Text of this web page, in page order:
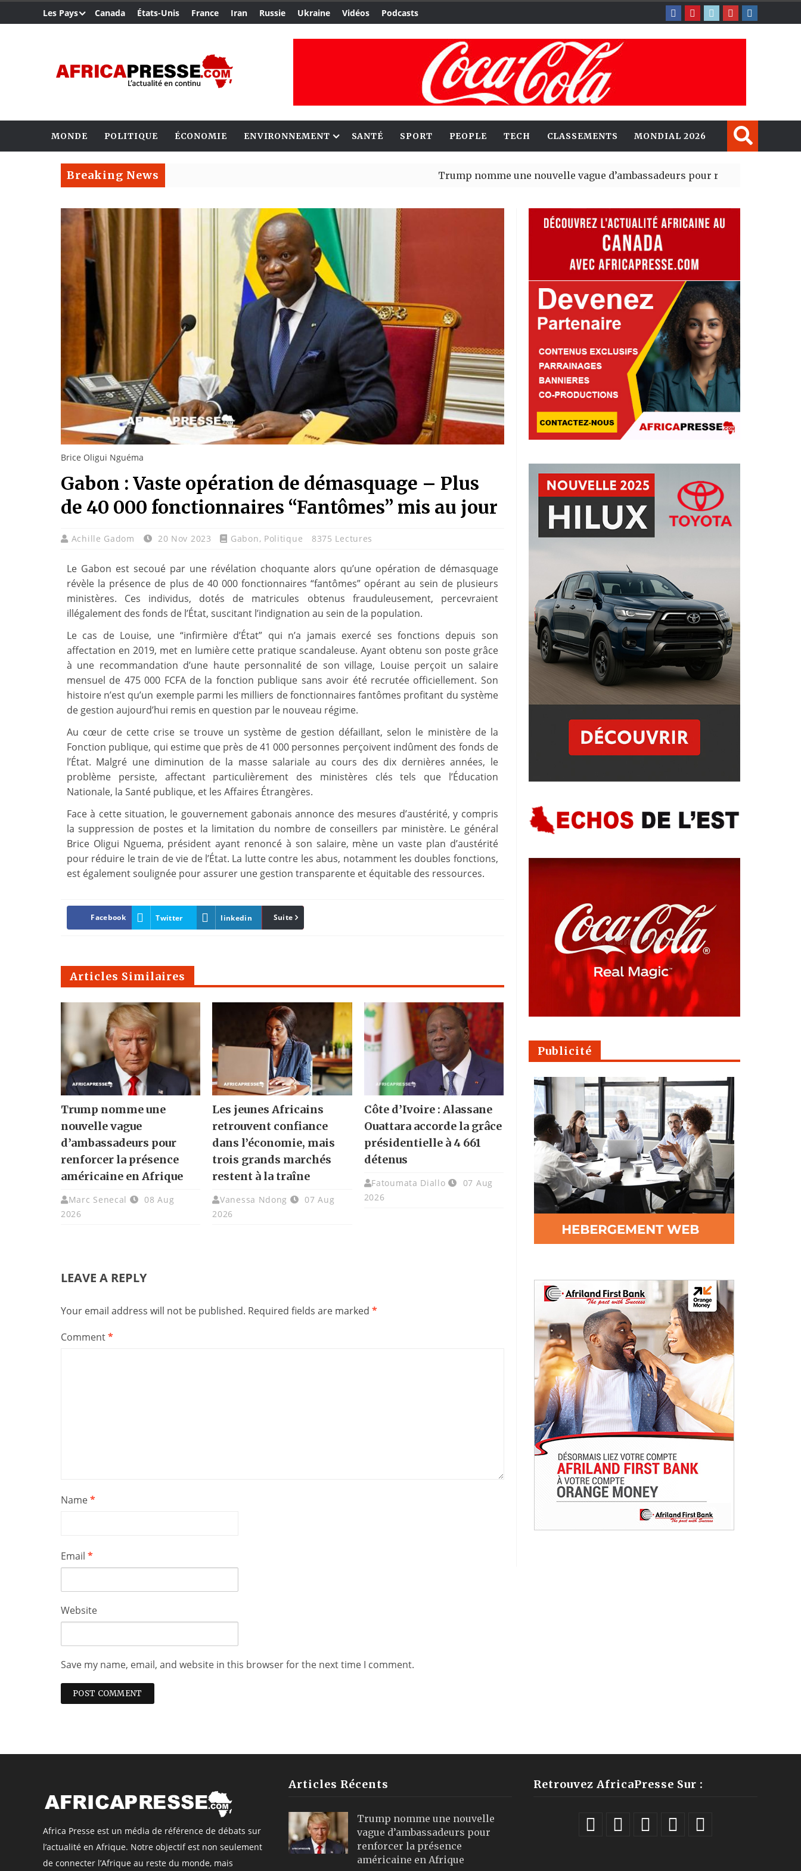
Les Pays Canada États-Unis France Iran Russie Ukraine Vidéos Podcasts
MONDE POLITIQUE ÉCONOMIE ENVIRONNEMENT SANTÉ SPORT PEOPLE TECH CLASSEMENTS MONDIAL 2026
Breaking News Trump nomme une nouvelle vague d’ambassadeurs pour renforcer la présence
Brice Oligui Nguéma
Gabon : Vaste opération de démasquage – Plus
de 40 000 fonctionnaires “Fantômes” mis au jour
Achille Gadom 20 Nov 2023 Gabon, Politique 8375 Lectures
Le Gabon est secoué par une révélation choquante alors qu’une opération de démasquage
révèle la présence de plus de 40 000 fonctionnaires “fantômes” opérant au sein de plusieurs
ministères. Ces individus, dotés de matricules obtenus frauduleusement, percevraient
illégalement des fonds de l’État, suscitant l’indignation au sein de la population.
Le cas de Louise, une “infirmière d’État” qui n’a jamais exercé ses fonctions depuis son
affectation en 2019, met en lumière cette pratique scandaleuse. Ayant obtenu son poste grâce
à une recommandation d’une haute personnalité de son village, Louise perçoit un salaire
mensuel de 475 000 FCFA de la fonction publique sans avoir été recrutée officiellement. Son
histoire n’est qu’un exemple parmi les milliers de fonctionnaires fantômes profitant du système
de gestion aujourd’hui remis en question par le nouveau régime.
Au cœur de cette crise se trouve un système de gestion défaillant, selon le ministère de la
Fonction publique, qui estime que près de 41 000 personnes perçoivent indûment des fonds de
l’État. Malgré une diminution de la masse salariale au cours des dix dernières années, le
problème persiste, affectant particulièrement des ministères clés tels que l’Éducation
Nationale, la Santé publique, et les Affaires Étrangères.
Face à cette situation, le gouvernement gabonais annonce des mesures d’austérité, y compris
la suppression de postes et la limitation du nombre de conseillers par ministère. Le général
Brice Oligui Nguema, président ayant renoncé à son salaire, mène un vaste plan d’austérité
pour réduire le train de vie de l’État. La lutte contre les abus, notamment les doubles fonctions,
est également soulignée pour assurer une gestion transparente et équitable des ressources.
Facebook Twitter linkedin Pinterest
Suite
Articles Similaires
Trump nomme une
nouvelle vague
d’ambassadeurs pour
renforcer la présence
américaine en Afrique
Marc Senecal
08 Aug
2026
Les jeunes Africains
retrouvent confiance
dans l’économie, mais
trois grands marchés
restent à la traîne
Vanessa Ndong
07 Aug
2026
Côte d’Ivoire : Alassane
Ouattara accorde la grâce
présidentielle à 4 661
détenus
Fatoumata Diallo
07 Aug
2026
LEAVE A REPLY
Your email address will not be published. Required fields are marked *
Comment*
Name*
Email *
Website
Save my name, email, and website in this browser for the next time I comment.
Publicité
Africa Presse est un média de référence de débats sur
l’actualité en Afrique. Notre objectif est non seulement
de connecter l’Afrique au reste du monde, mais
Articles Récents
Trump nomme une nouvelle
vague d’ambassadeurs pour
renforcer la présence
américaine en Afrique
Retrouvez AfricaPresse Sur :